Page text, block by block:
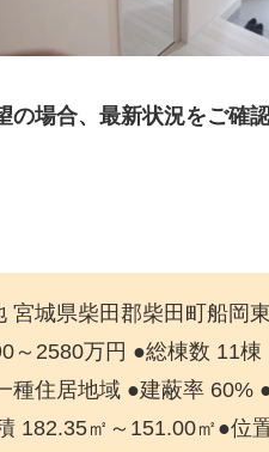
の場合、最新状況をご確
宮城県柴田郡柴田町船岡
～2580万円 ●総棟数 11
種住居地域 ●建蔽率 60%
182.35㎡～151.00㎡●位